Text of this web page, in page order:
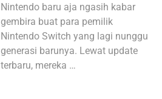
Nintendo baru aja ngasih kabar
gembira buat para pemilik
Nintendo Switch yang lagi nunggu
generasi barunya. Lewat update
terbaru, mereka …